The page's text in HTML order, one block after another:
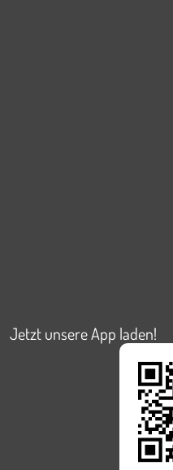
Jetzt unsere App laden!